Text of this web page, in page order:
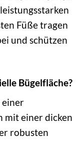
Füße tragen
und schützen
Bügelfläche?
einer
einer dicken
robusten